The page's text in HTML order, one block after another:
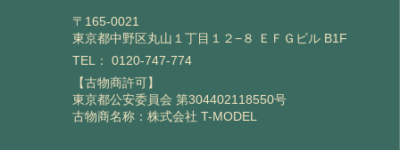
〒165-0021
東京都中野区丸山１丁目１２−８ ＥＦＧビル B1F
TEL： 0120-747-774
【古物商許可】
東京都公安委員会 第304402118550号
古物商名称：株式会社 T-MODEL